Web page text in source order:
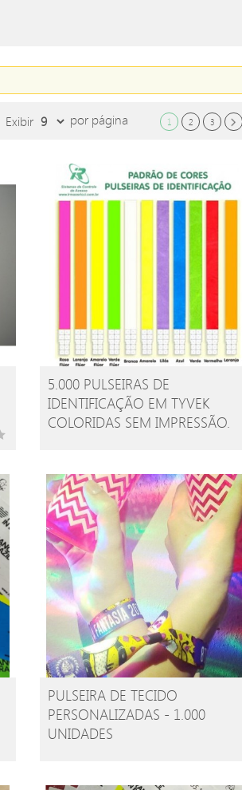
Exibir por página 1 2 3
5.000 PULSEIRAS DE
IDENTIFICAÇÃO EM TYVEK
COLORIDAS SEM IMPRESSÃO.
PULSEIRA DE TECIDO
PERSONALIZADAS - 1.000
UNIDADES